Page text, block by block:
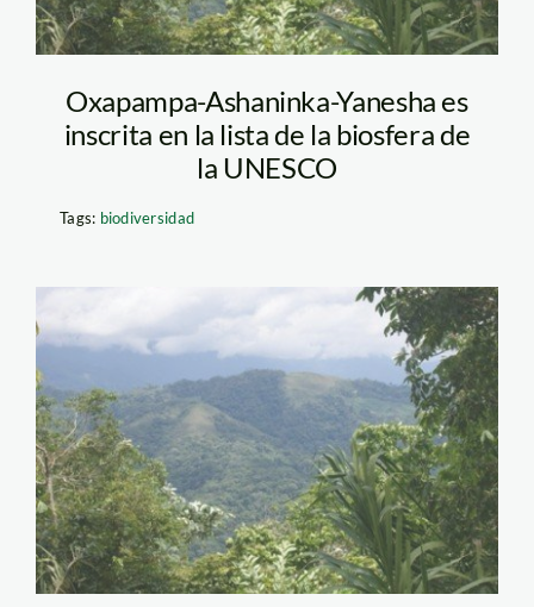
Oxapampa-Ashaninka-Yanesha es
inscrita en la lista de la biosfera de
la UNESCO
Tags: biodiversidad
bosque_minam